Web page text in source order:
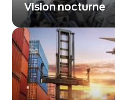
Vision nocturne
Tubes intensificateurs
amplifier les images à
offrant ainsi une très
environnement
luminosité.